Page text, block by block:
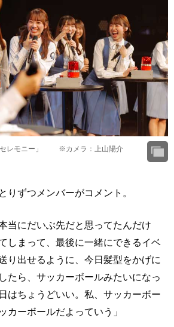
セレモニー」 ※カメラ：上山陽介
りずつメンバーがコメント。
当にだいぶ先だと思ってたんだけ
しまって、最後に一緒にできるイベ
り出せるように、今日髪型をかげに
たら、サッカーボールみたいになっ
はちょうどいい。私、サッカーボー
カーボールだよっていう」